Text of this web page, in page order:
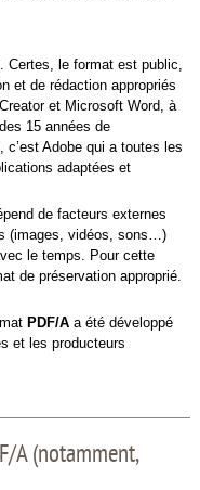
Certes, le format est public,
et de rédaction appropriés
et Microsoft Word, à
15 années de
c’est Adobe qui a toutes les
adaptées et
de facteurs externes
(images, vidéos, sons…)
le temps. Pour cette
de préservation approprié.
PDF/Aa été développé
et les producteurs
A (notamment,